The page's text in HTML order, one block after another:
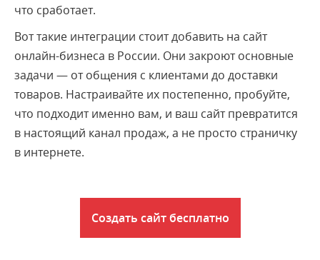
что сработает.
Вот такие интеграции стоит добавить на сайт
онлайн-бизнеса в России. Они закроют основные
задачи — от общения с клиентами до доставки
товаров. Настраивайте их постепенно, пробуйте,
что подходит именно вам, и ваш сайт превратится
в настоящий канал продаж, а не просто страничку
в интернете.
Создать сайт бесплатно